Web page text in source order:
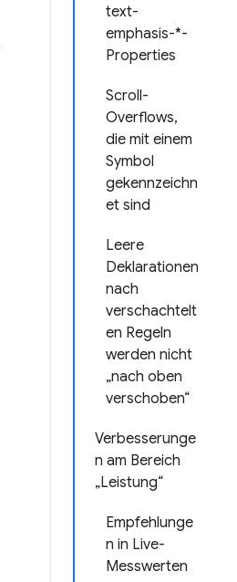
text-
emphasis-*-
Properties
Scroll-
Overflows,
die mit einem
Symbol
gekennzeichn
et sind
Leere
Deklarationen
nach
verschachtelt
en Regeln
werden nicht
„nach oben
verschoben“
Verbesserunge
n am Bereich
„Leistung“
Empfehlunge
n in Live-
Messwerten